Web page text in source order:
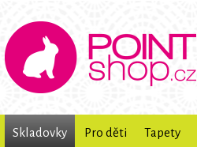
Skladovky Pro děti Tapety